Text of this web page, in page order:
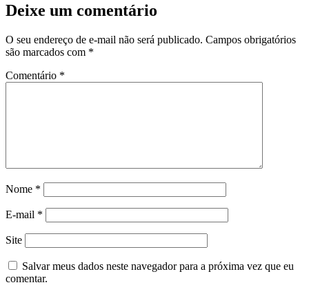
Deixe um comentário
O seu endereço de e-mail não será publicado. Campos obrigatórios
são marcados com *
Comentário *
Nome *
E-mail *
Site
Salvar meus dados neste navegador para a próxima vez que eu
comentar.